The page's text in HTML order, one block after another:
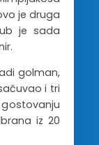
je druga
je sada
golman,
i tri
iz 20